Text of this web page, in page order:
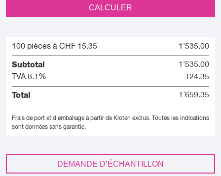
CALCULER
100 pièces à CHF 15.35 1'535.00
Subtotal
1'535.00
TVA 8.1%
124.35
Total 1'659.35
Frais de port et d'emballage à partir de Kloten exclus.
Toutes les indications
sont données sans garantie.
DEMANDE D’ÉCHANTILLON